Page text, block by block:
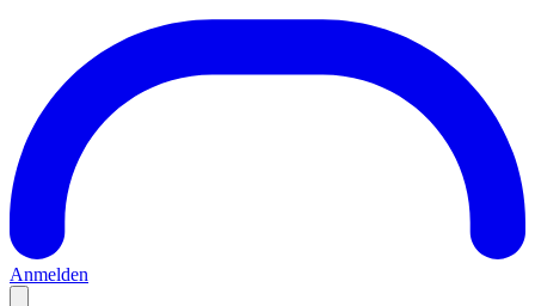
Anmelden